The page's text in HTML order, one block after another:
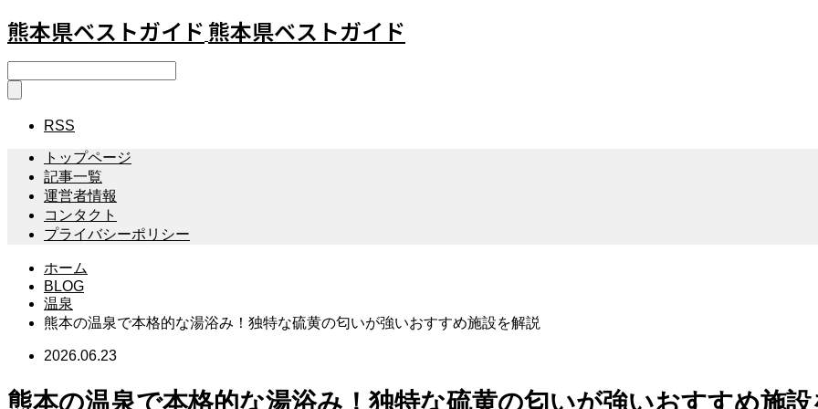
熊本県ベストガイド 熊本県ベストガイド
RSS
トップページ
記事一覧
運営者情報
コンタクト
プライバシーポリシー
ホーム
BLOG
温泉
熊本の温泉で本格的な湯浴み！独特な硫黄の匂いが強いおすすめ施設を解説
2026.06.23
熊本の温泉で本格的な湯浴み！独特な硫黄の匂いが強いおすすめ施